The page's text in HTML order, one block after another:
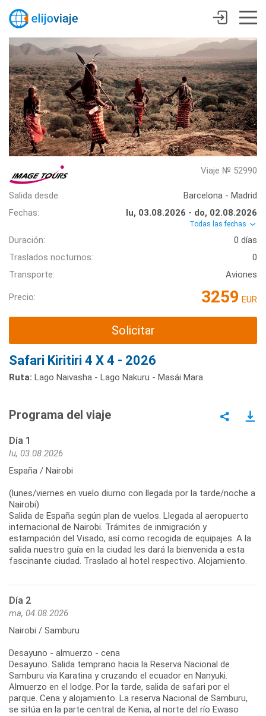
Viaje № 52990
Salida desde:
Barcelona - Madrid
Fechas:
lu, 03.08.2026 - do, 02.08.2026
Todas las fechas
Duración:
0 días
Traslados nocturnos:
0
Transporte:
Aviones
Precio: 3259 EUR
Solicitar
Safari Kiritiri 4 X 4 - 2026
Ruta: Lago Naivasha - Lago Nakuru - Masái Mara
Programa del viaje
Día 1
lu, 03.08.2026
España / Nairobi
(lunes/viernes en vuelo diurno con llegada por la tarde/noche a
Nairobi)
Salida de España según plan de vuelos. Llegada al aeropuerto
internacional de Nairobi. Trámites de inmigración y
estampación del Visado, así como recogida de equipajes. A la
salida nuestro guía en la ciudad les dará la bienvenida a esta
fascinante ciudad. Traslado al hotel respectivo. Alojamiento.
Día 2
ma, 04.08.2026
Nairobi / Samburu
Desayuno - almuerzo - cena
Desayuno. Salida temprano hacia la Reserva Nacional de
Samburu vía Karatina y cruzando el ecuador en Nanyuki.
Almuerzo en el lodge. Por la tarde, salida de safari por el
parque. Cena y alojamiento. La reserva Nacional de Samburu,
se sitúa en la parte central de Kenia, al norte del río Ewaso